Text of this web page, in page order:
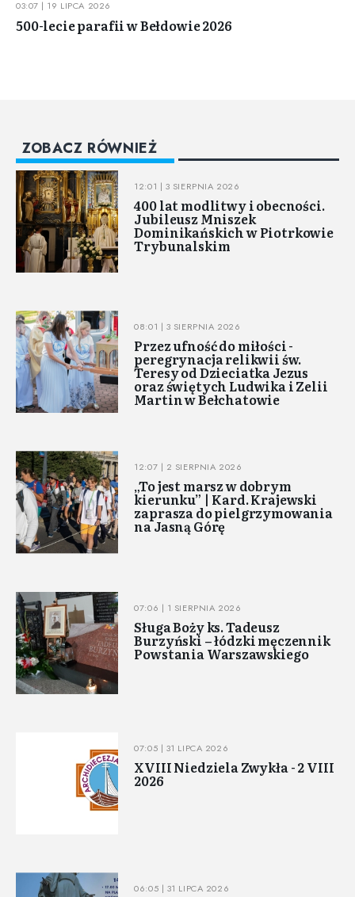
03:07 | 19 LIPCA 2026
500-lecie parafii w Bełdowie 2026
ZOBACZ RÓWNIEŻ
12:01 | 3 SIERPNIA 2026
400 lat modlitwy i obecności.
Jubileusz Mniszek
Dominikańskich w Piotrkowie
Trybunalskim
08:01 | 3 SIERPNIA 2026
Przez ufność do miłości -
peregrynacja relikwii św.
Teresy od Dzieciatka Jezus
oraz świętych Ludwika i Zelii
Martin w Bełchatowie
12:07 | 2 SIERPNIA 2026
„To jest marsz w dobrym
kierunku” | Kard. Krajewski
zaprasza do pielgrzymowania
na Jasną Górę
07:06 | 1 SIERPNIA 2026
Sługa Boży ks. Tadeusz
Burzyński – łódzki męczennik
Powstania Warszawskiego
07:05 | 31 LIPCA 2026
XVIII Niedziela Zwykła - 2 VIII
2026
06:05 | 31 LIPCA 2026